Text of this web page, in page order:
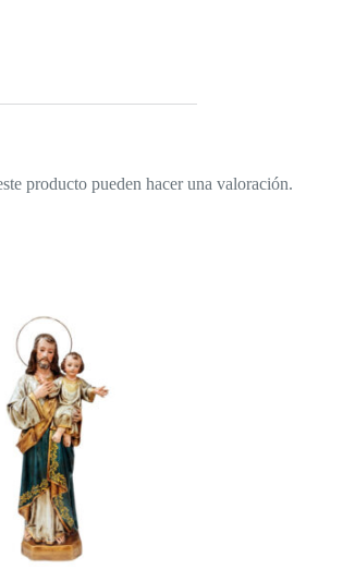
producto pueden hacer una valoración.